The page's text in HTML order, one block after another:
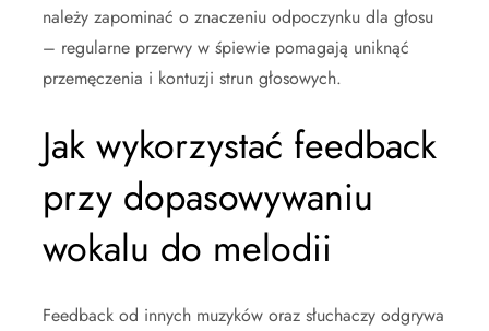
należy zapominać o znaczeniu odpoczynku dla głosu
– regularne przerwy w śpiewie pomagają uniknąć
przemęczenia i kontuzji strun głosowych.
Jak wykorzystać feedback
przy dopasowywaniu
wokalu do melodii
Feedback od innych muzyków oraz słuchaczy odgrywa